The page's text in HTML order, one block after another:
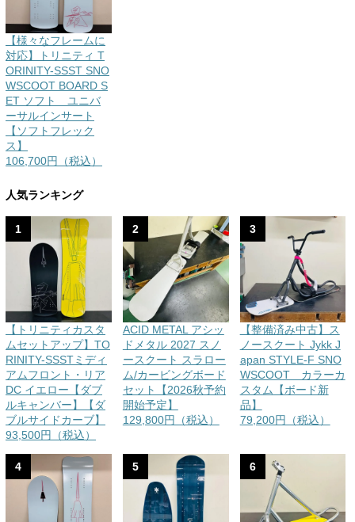
【様々なフレームに
対応】トリニティ T
ORINITY-SSST SNO
WSCOOT BOARD S
ET ソフト ユニバ
ーサルインサート
【ソフトフレック
ス】
106,700円（税込）
人気ランキング
1
【トリニティカスタ
ムセットアップ】TO
RINITY-SSSTミディ
アムフロント・リア
DC イエロー【ダブ
ルキャンバー】【ダ
ブルサイドカーブ】
93,500円（税込）
2
ACID METAL アシッ
ドメタル 2027 スノ
ースクート スラロー
ム/カービングボード
セット【2026秋予約
開始予定】
129,800円（税込）
3
【整備済み中古】ス
ノースクート Jykk J
apan STYLE-F SNO
WSCOOT カラーカ
スタム【ボード新
品】
79,200円（税込）
4 5 6